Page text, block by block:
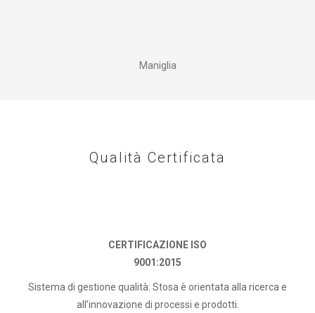
Maniglia
Qualità Certificata
CERTIFICAZIONE ISO
9001:2015
Sistema di gestione qualità: Stosa è orientata alla ricerca e
all’innovazione di processi e prodotti.